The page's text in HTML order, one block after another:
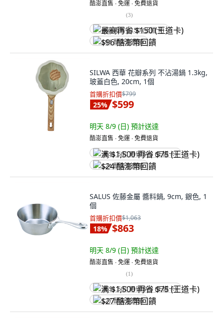
酷澎直售 ∙ 免運 ∙ 免費退貨
(3)
最高再省 $150 (王道卡)
$96 酷澎幣回饋
SILWA 西華 花瓣系列 不沾湯鍋 1.3kg,
玻蓋白色, 20cm, 1個
首購折扣價$799
25% $599
明天 8/9 (日) 預計送達
酷澎直售 ∙ 免運 ∙ 免費退貨
满 $1,500 再省 $75 (王道卡)
$24 酷澎幣回饋
SALUS 佐藤金屬 醬料鍋, 9cm, 銀色, 1
個
首購折扣價$1,063
18% $863
明天 8/9 (日) 預計送達
酷澎直售 ∙ 免運 ∙ 免費退貨
(1)
满 $1,500 再省 $75 (王道卡)
$27 酷澎幣回饋